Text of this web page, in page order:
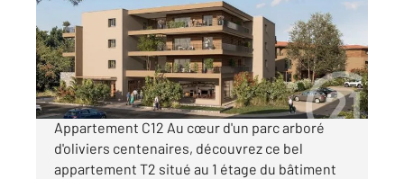
Appartement à vendre
272 950 €
Visiter le site dédié
Appartement C12 Au cœur d'un parc arboré
d'oliviers centenaires, découvrez ce bel
appartement T2 situé au 1 étage du bâtiment